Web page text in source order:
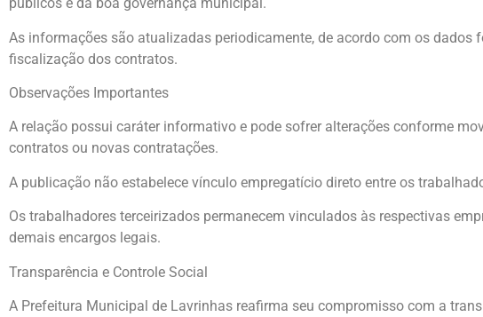
As informações são atualizadas periodicamente, de acordo com os
fiscalização dos contratos.
Observações Importantes
A relação possui caráter informativo e pode sofrer alterações conforme
contratos ou novas contratações.
A publicação não estabelece vínculo empregatício direto entre os
Os trabalhadores terceirizados permanecem vinculados às respectivas
demais encargos legais.
Transparência e Controle Social
A Prefeitura Municipal de Lavrinhas reafirma seu compromisso com a